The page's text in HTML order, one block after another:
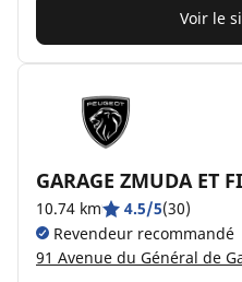
Voir le
GARAGE ZMUDA ET
10.74 km 4.5/5(30)
Revendeur recommandé
91 Avenue du Général de